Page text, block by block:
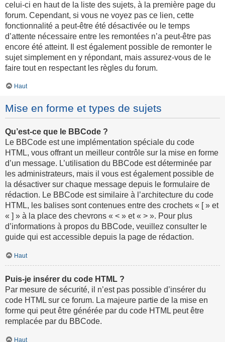
celui-ci en haut de la liste des sujets, à la première page du
forum. Cependant, si vous ne voyez pas ce lien, cette
fonctionnalité a peut-être été désactivée ou le temps
d’attente nécessaire entre les remontées n’a peut-être pas
encore été atteint. Il est également possible de remonter le
sujet simplement en y répondant, mais assurez-vous de le
faire tout en respectant les règles du forum.
Haut
Mise en forme et types de sujets
Qu’est-ce que le BBCode ?
Le BBCode est une implémentation spéciale du code
HTML, vous offrant un meilleur contrôle sur la mise en forme
d’un message. L’utilisation du BBCode est déterminée par
les administrateurs, mais il vous est également possible de
la désactiver sur chaque message depuis le formulaire de
rédaction. Le BBCode est similaire à l’architecture du code
HTML, les balises sont contenues entre des crochets « [ » et
« ] » à la place des chevrons « < » et « > ». Pour plus
d’informations à propos du BBCode, veuillez consulter le
guide qui est accessible depuis la page de rédaction.
Haut
Puis-je insérer du code HTML ?
Par mesure de sécurité, il n’est pas possible d’insérer du
code HTML sur ce forum. La majeure partie de la mise en
forme qui peut être générée par du code HTML peut être
remplacée par du BBCode.
Haut